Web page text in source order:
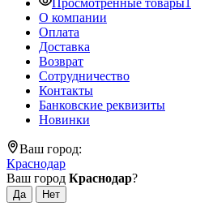
Просмотренные товары1
О компании
Оплата
Доставка
Возврат
Сотрудничество
Контакты
Банковские реквизиты
Новинки
Ваш город:
Краснодар
Ваш город Краснодар?